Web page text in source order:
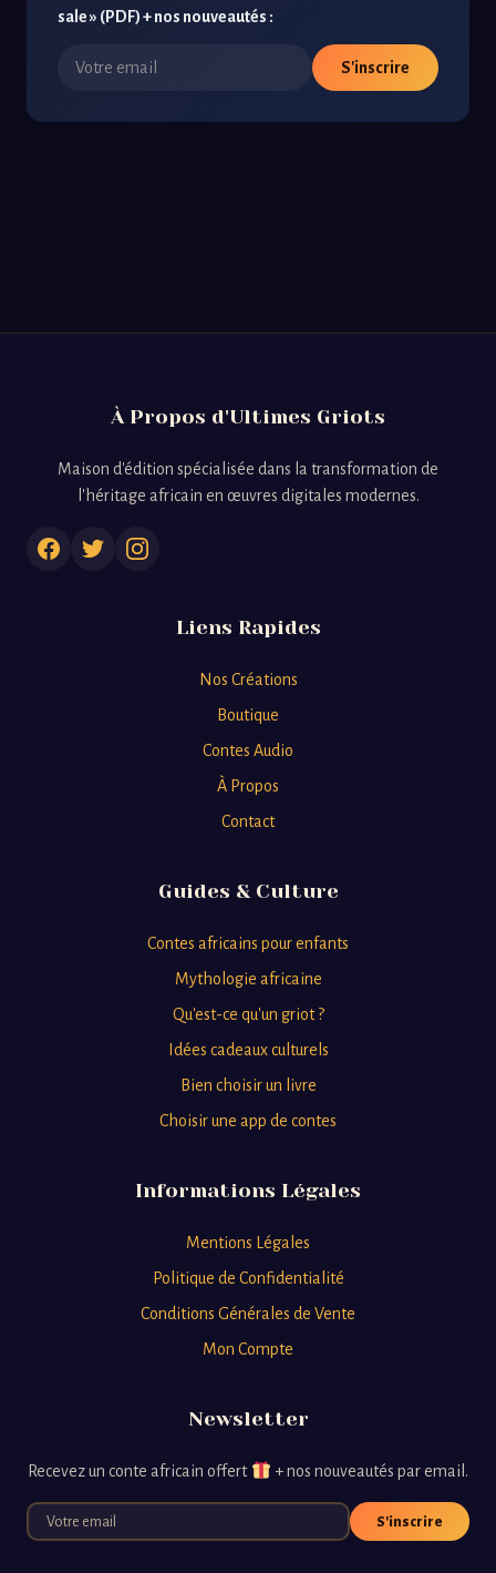
sale » (PDF) + nos nouveautés :
S'inscrire
À Propos d'Ultimes Griots
Maison d'édition spécialisée dans la transformation de
l'héritage africain en œuvres digitales modernes.
Liens Rapides
Nos Créations
Boutique
Contes Audio
À Propos
Contact
Guides & Culture
Contes africains pour enfants
Mythologie africaine
Qu'est-ce qu'un griot ?
Idées cadeaux culturels
Bien choisir un livre
Choisir une app de contes
Informations Légales
Mentions Légales
Politique de Confidentialité
Conditions Générales de Vente
Mon Compte
Newsletter
Recevez un conte africain offert + nos nouveautés par email.
S'inscrire